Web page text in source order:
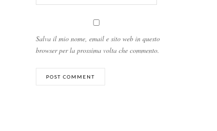
Salva il mio nome, email e sito web in questo
browser per la prossima volta che commento.